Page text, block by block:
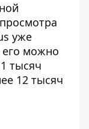
уже
его можно
тысяч
12 тысяч